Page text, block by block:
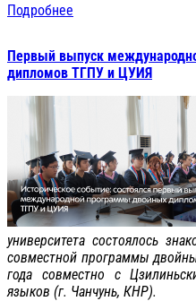
Подробнее
Первый выпуск
дипломов ТГПУ и ЦУИЯ
университета состоялось
совместной программы
года совместно с
языков (г. Чанчунь, КНР).